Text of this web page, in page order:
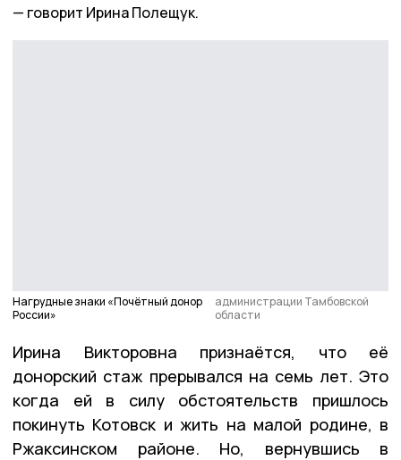
говорит Ирина Полещук.
Нагрудные знаки «Почётный донор
России»
администрации Тамбовской
области
Ирина Викторовна признаётся, что её
донорский стаж прерывался на семь лет. Это
когда ей в силу обстоятельств пришлось
покинуть Котовск и жить на малой родине, в
Ржаксинском районе. Но, вернувшись в